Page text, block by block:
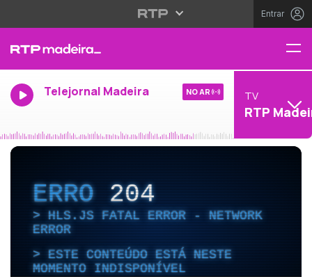
Entrar
Telejornal Madeira NO AR TV
RTP
ERRO204
HLS.JS FATAL ERROR - NETWORK
ERROR
ESTE CONTEÚDO ESTÁ NESTE
MOMENTO INDISPONÍVEL